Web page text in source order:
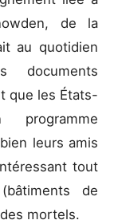
de la
au quotidien
documents
que les États-
leurs amis
tout
de
mortels.